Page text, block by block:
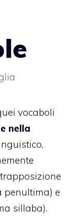
vocaboli
nella
penultima) e
sillaba).